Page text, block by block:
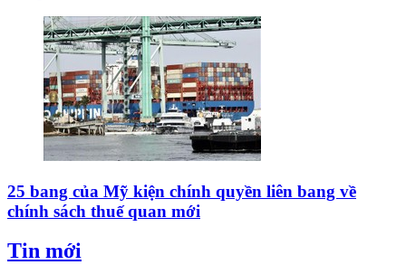
25 bang của Mỹ kiện chính quyền liên bang về
chính sách thuế quan mới
Tin mới